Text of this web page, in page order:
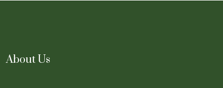
About Us